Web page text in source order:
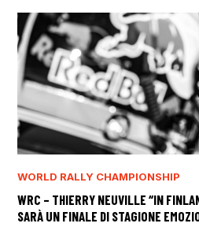
WORLD RALLY CHAMPIONSHIP
WRC – THIERRY NEUVILLE “IN
SARÀ UN FINALE DI STAGIONE